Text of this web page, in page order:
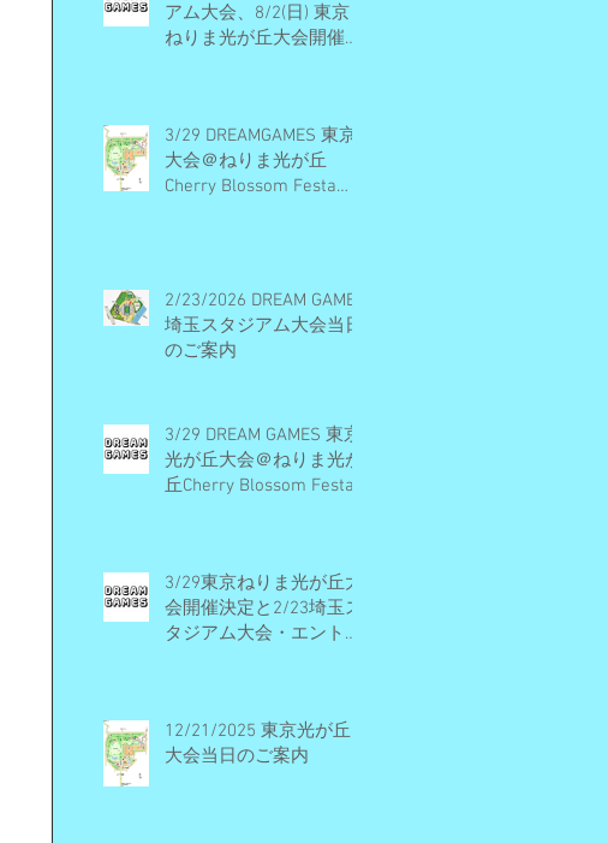
アム大会、8/2(日) 東京
ねりま光が丘大会開催決
3/29 DREAMGAMES 東京
大会＠ねりま光が丘
Cherry Blossom Festa
2/23/2026 DREAM GAMES
埼玉スタジアム大会当日
のご案内
3/29 DREAM GAMES 東京
光が丘大会＠ねりま光が
丘Cherry Blossom Festa
3/29東京ねりま光が丘大
会開催決定と2/23埼玉ス
タジアム大会・エントリ
12/21/2025 東京光が丘
大会当日のご案内